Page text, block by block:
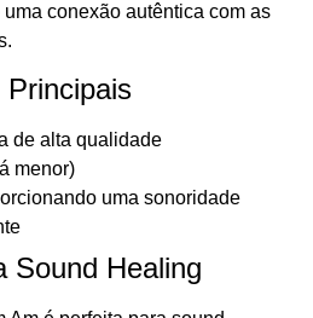
conexão autêntica com as
de alta qualidade
menor)
uma sonoridade
Sound Healing